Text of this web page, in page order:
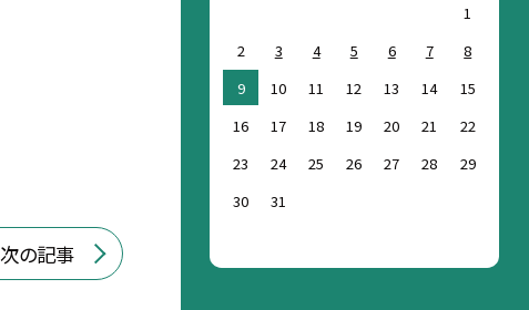
次の記事
1
2
3 4 5 6 7
8
9
10 11 12 13 14
15
16
17 18 19 20 21
22
23
24 25 26 27 28
29
30
31